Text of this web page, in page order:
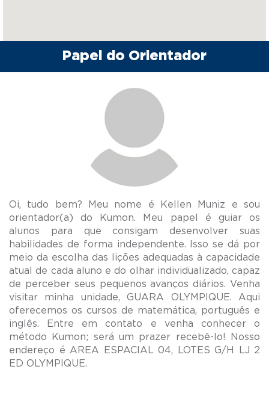
Papel do Orientador
Oi, tudo bem? Meu nome é Kellen Muniz e sou
orientador(a) do Kumon. Meu papel é guiar os
alunos para que consigam desenvolver suas
habilidades de forma independente. Isso se dá por
meio da escolha das lições adequadas à capacidade
atual de cada aluno e do olhar individualizado, capaz
de perceber seus pequenos avanços diários. Venha
visitar minha unidade, GUARA OLYMPIQUE. Aqui
oferecemos os cursos de matemática, português e
inglês. Entre em contato e venha conhecer o
método Kumon; será um prazer recebê-lo! Nosso
endereço é AREA ESPACIAL 04, LOTES G/H LJ 2